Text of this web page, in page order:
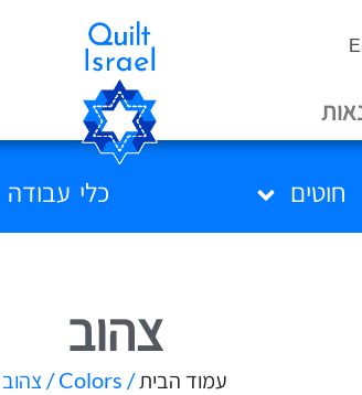
חוטים כלי עבודה
צהוב
עמוד הבית/ Colors / צהוב